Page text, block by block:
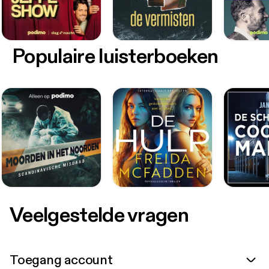
Populaire luisterboeken
Veelgestelde vragen
Toegang account